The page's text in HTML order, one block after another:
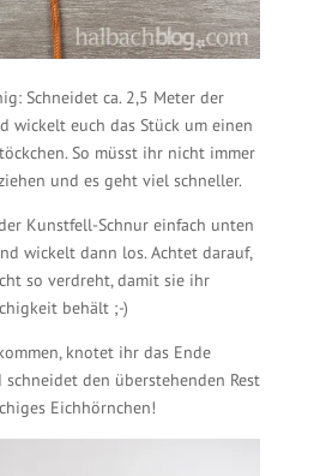
Schneidet ca. 2,5 Meter der
wickelt euch das Stück um einen
So müsst ihr nicht immer
und es geht viel schneller.
Kunstfell-Schnur einfach unten
wickelt dann los. Achtet darauf,
so verdreht, damit sie ihr
behält ;-)
knotet ihr das Ende
den überstehenden Rest
Eichhörnchen!